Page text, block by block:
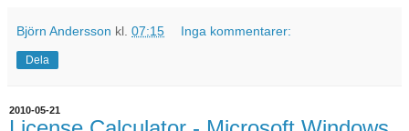
Björn Andersson kl. 07:15 Inga kommentarer:
Dela
2010-05-21